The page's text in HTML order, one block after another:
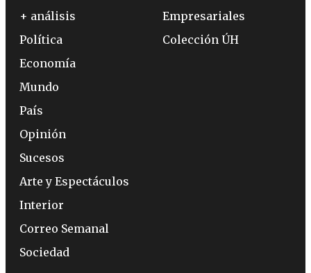
+ análisis
Política
Economía
Mundo
País
Opinión
Sucesos
Arte y Espectáculos
Interior
Correo Semanal
Sociedad
Empresariales
Colección ÚH